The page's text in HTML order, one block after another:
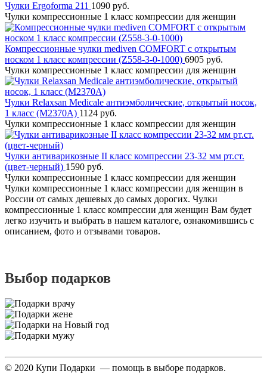
Чулки Ergoforma 211 1090 руб.
Чулки компрессионные 1 класс компрессии для женщин
Компрессионные чулки mediven COMFORT с открытым
носком 1 класс компрессии (Z558-3-0-1000) 6905 руб.
Чулки компрессионные 1 класс компрессии для женщин
Чулки Relaxsan Medicale антиэмболические, открытый носок,
1 класс (M2370А) 1124 руб.
Чулки компрессионные 1 класс компрессии для женщин
Чулки антиварикозные II класс компрессии 23-32 мм рт.ст.
(цвет-черный) 1590 руб.
Чулки компрессионные 1 класс компрессии для женщин
Чулки компрессионные 1 класс компрессии для женщин в
России от самых дешевых до самых дорогих. Чулки
компрессионные 1 класс компрессии для женщин Вам будет
легко изучить и выбрать в нашем каталоге, ознакомившись с
описанием, фото и отзывами товаров.
Выбор подарков
© 2020 Купи Подарки — помощь в выборе подарков.